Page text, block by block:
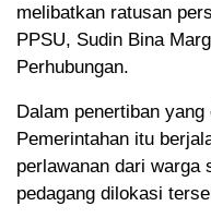
melibatkan ratusan
PPSU, Sudin Bina
Perhubungan.
Dalam penertiban
Pemerintahan itu
perlawanan dari warga
pedagang dilokasi